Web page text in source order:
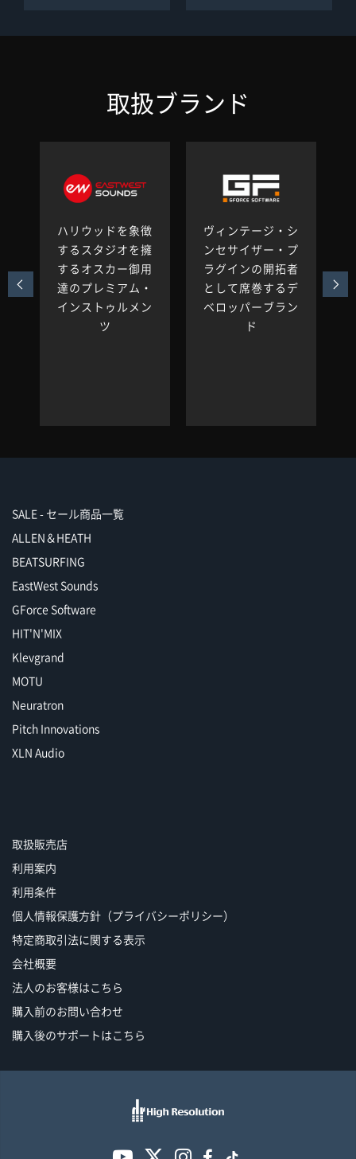
取扱ブランド
ハリウッドを象徴
するスタジオを擁
するオスカー御用
達のプレミアム・
インストゥルメン
ツ
ヴィンテージ・シ
ンセサイザー・プ
ラグインの開拓者
として席巻するデ
ベロッパーブラン
ド
SALE - セール商品一覧
ALLEN＆HEATH
BEATSURFING
EastWest Sounds
GForce Software
HIT'N'MIX
Klevgrand
MOTU
Neuratron
Pitch Innovations
XLN Audio
取扱販売店
利用案内
利用条件
個人情報保護方針（プライバシーポリシー）
特定商取引法に関する表示
会社概要
法人のお客様はこちら
購入前のお問い合わせ
購入後のサポートはこちら